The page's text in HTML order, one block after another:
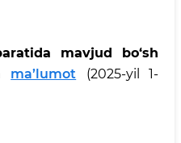
mavjud bo‘sh
ma’lumot
(2025-yil 1-